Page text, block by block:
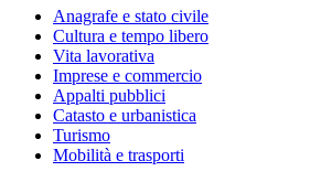
Anagrafe e stato civile
Cultura e tempo libero
Vita lavorativa
Imprese e commercio
Appalti pubblici
Catasto e urbanistica
Turismo
Mobilità e trasporti